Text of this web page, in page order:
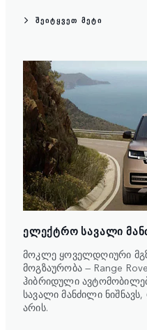
ᲨᲔᲘᲢᲧᲕᲔᲗ ᲛᲔᲢᲘ
ᲔᲚᲔᲥᲢᲠᲝ ᲡᲐᲕᲐᲚᲘ
მოკლე ყოველდღიური
მოგზაურობა — Range
ჰიბრიდული
სავალი მანძილი
არის.